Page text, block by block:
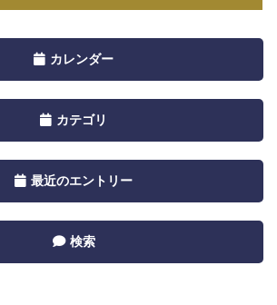
Toggle
navigation
カレンダー
Toggle
navigation
カテゴリ
Toggle
navigation
最近のエントリー
Toggle
navigation
検索